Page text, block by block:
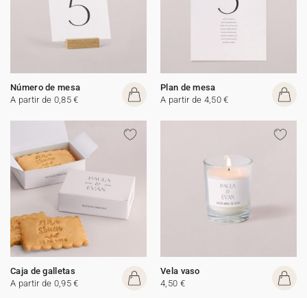
Número de mesa
A partir de 0,85 €
Plan de mesa
A partir de 4,50 €
Caja de galletas
A partir de 0,95 €
Vela vaso
4,50 €